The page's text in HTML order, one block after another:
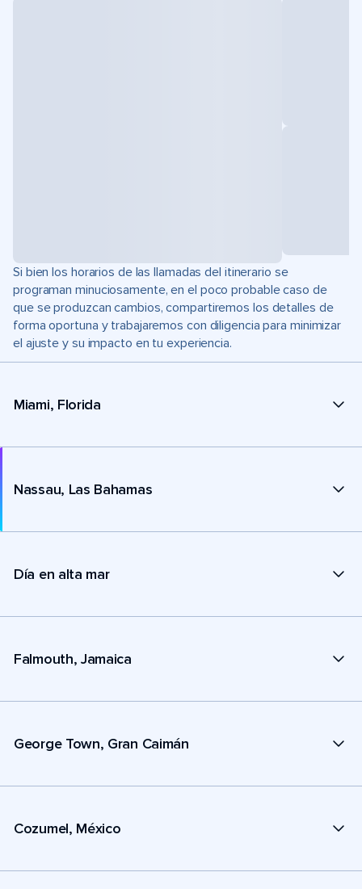
Si bien los horarios de las llamadas del itinerario se
programan minuciosamente, en el poco probable caso de
que se produzcan cambios, compartiremos los detalles de
forma oportuna y trabajaremos con diligencia para minimizar
el ajuste y su impacto en tu experiencia.
Miami, Florida
Nassau, Las Bahamas
Día en alta mar
Falmouth, Jamaica
George Town, Gran Caimán
Cozumel, México